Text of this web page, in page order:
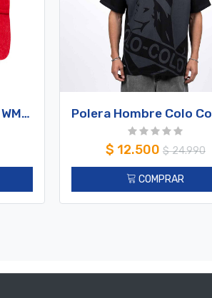
Jockey Gorra New Era WMNS Washed 9Twenty California
$ 12.500 $24.990
COMPRAR